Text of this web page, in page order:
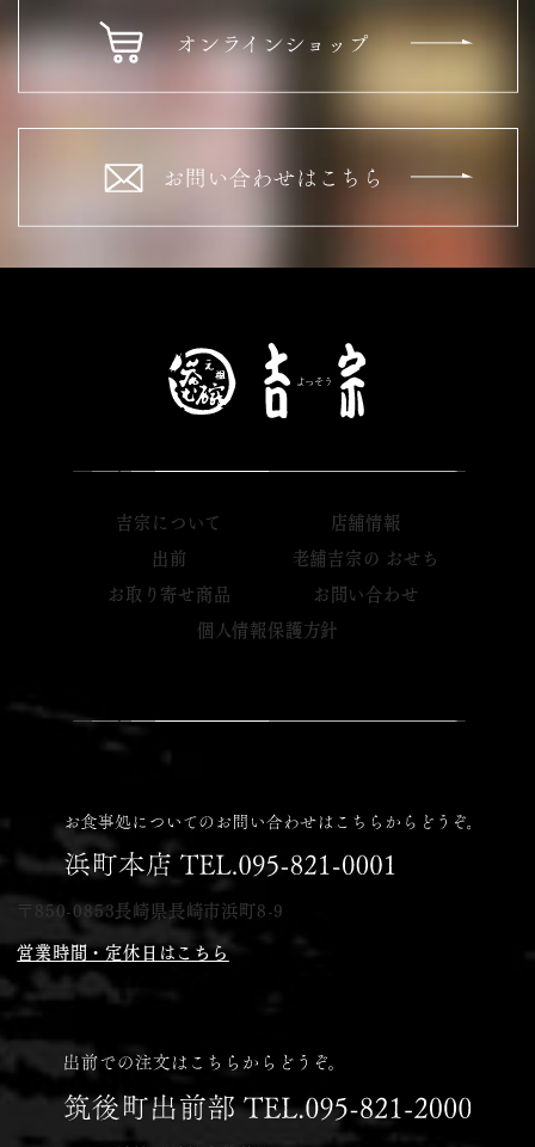
吉宗について
店舗情報
出前
老舗吉宗の おせち
お取り寄せ商品
お問い合わせ
個人情報保護方針
〒850-0853長崎県長崎市浜町8-9
営業時間・定休日はこちら